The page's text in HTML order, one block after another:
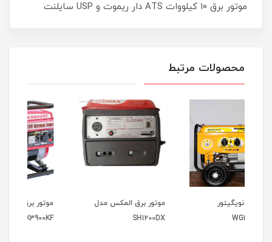
موتور برق ۱۰ کیلووات ATS دار ریموت و USP سایلنت
محصولات مرتبط
موتور برق المکس مدل
SH1200DX
موتور برق وکسون مدل